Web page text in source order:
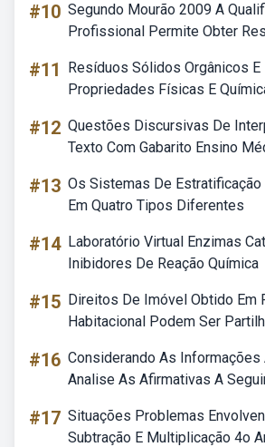
#10 Segundo Mourão 2009 A
Profissional Permite Obter
#11
Resíduos Sólidos Orgânicos E
Propriedades Físicas E
#12 Questões Discursivas De
Texto Com Gabarito Ensino
#13 Os Sistemas De
Em Quatro Tipos Diferentes
#14 Laboratório Virtual Enzimas
Inibidores De Reação Química
#15 Direitos De Imóvel Obtido Em
Habitacional Podem Ser
#16 Considerando As Informações
Analise As Afirmativas A
#17 Situações Problemas
Subtração E Multiplicação 4o